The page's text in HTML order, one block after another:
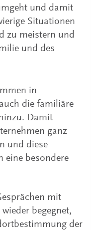
und damit
Situationen
zu meistern und
und des
in
die familiäre
Damit
ganz
und diese
eine besondere
mit
begegnet,
der